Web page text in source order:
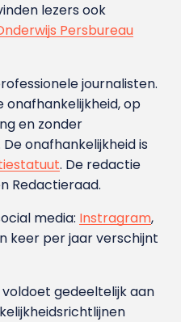
lezers ook
Persbureau
journalisten.
onafhankelijkheid, op
en zonder
onafhankelijkheid is
. De redactie
Redactieraad.
media: Instragram,
keer per jaar verschijnt
gedeeltelijk aan